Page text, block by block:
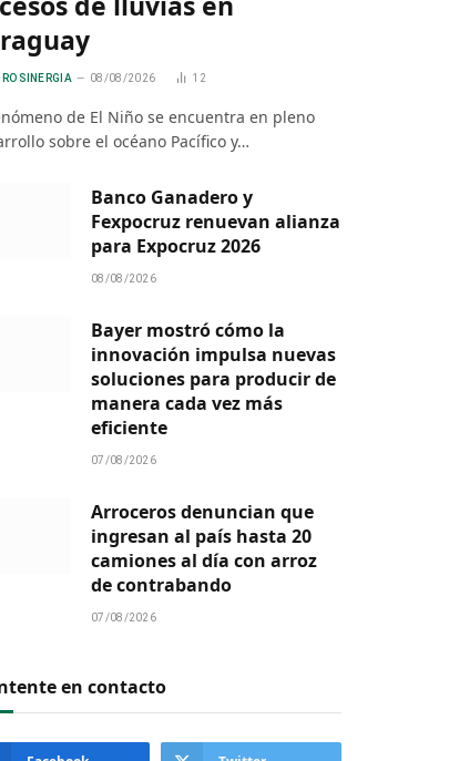
SINERGIA 08/08/2026 12
de El Niño se encuentra en pleno
sobre el océano Pacífico y…
Banco Ganadero y
Fexpocruz renuevan alianza
para Expocruz 2026
08/08/2026
Bayer mostró cómo la
innovación impulsa nuevas
soluciones para producir de
manera cada vez más
eficiente
07/08/2026
Arroceros denuncian que
ingresan al país hasta 20
camiones al día con arroz
de contrabando
07/08/2026
en contacto